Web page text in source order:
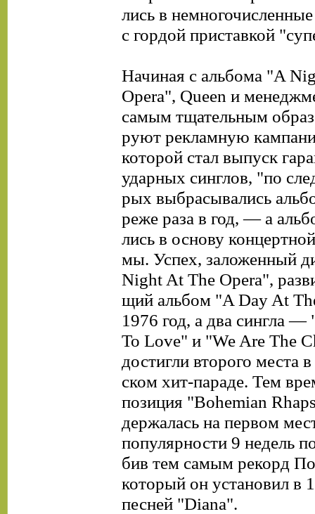
лись в
с гордой приставкой
Начиная с альбома "A
Opera", Queen и
самым тщательным
руют рекламную
которой стал выпуск
ударных синглов, "по
рых выбрасывались
реже раза в год, — а
лись в основу
мы. Успех, заложенный
Night At The Opera",
щий альбом "A Day At
1976 год, а два сингла —
То Love" и "We Are The
достигли второго места
ском хит-параде. Тем
позиция "Bohemian
держалась на первом
популярности 9 недель
бив тем самым рекорд
который он установил в
песней "Diana".